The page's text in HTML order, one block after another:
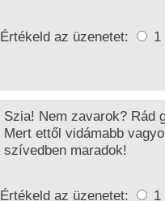
Értékeld az üzenetet: 1
Szia! Nem zavarok? Rád
Mert ettől vidámabb
szívedben maradok!
Értékeld az üzenetet: 1